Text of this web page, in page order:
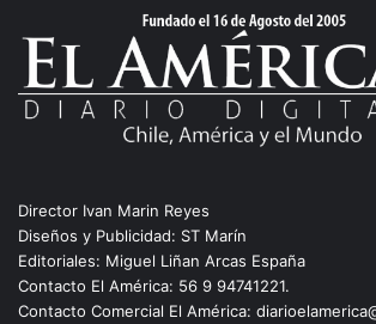
Director Ivan Marin Reyes
Diseños y Publicidad: ST Marín
Editoriales: Miguel Liñan Arcas España
Contacto El América: 56 9 94741221.
Contacto Comercial El América: